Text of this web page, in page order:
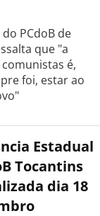
PCdoB de
que "a
é,
foi, estar ao
Estadual
Tocantins
dia 18